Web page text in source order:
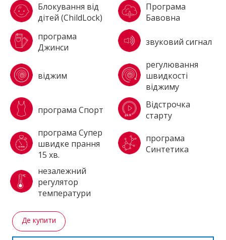
Блокування від
дітей (ChildLock)
Програма
Бавовна
програма
Джинси
звуковий сигнал
віджим
регулювання
швидкості
віджиму
програма Спорт
Відстрочка
старту
програма Супер
швидке прання
15 хв.
програма
Синтетика
незалежний
регулятор
температури
Де купити